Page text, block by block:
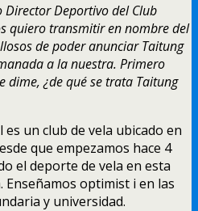
Director Deportivo del Club
quiero transmitir en nombre del
de poder anunciar Taitung
a la nuestra. Primero
dime, ¿de qué se trata Taitung
un club de vela ubicado en
que empezamos hace 4
el deporte de vela en esta
Enseñamos optimist i en las
y universidad.